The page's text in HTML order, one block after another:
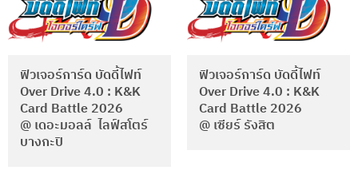
ฟิวเจอร์การ์ด บัดดี้ไฟท์
Over Drive 4.0 : K&K
Card Battle 2026
@ เดอะมอลล์ ไลฟ์สโตร์
บางกะปิ
ฟิวเจอร์การ์ด บัดดี้ไฟท์
Over Drive 4.0 : K&K
Card Battle 2026
@ เซียร์ รังสิต